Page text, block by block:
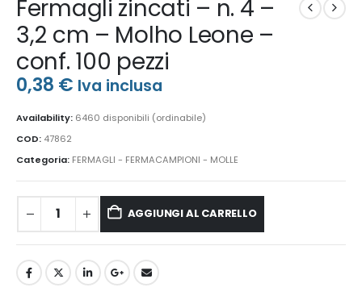
Fermagli zincati – n. 4 –
3,2 cm – Molho Leone –
conf. 100 pezzi
0,38 € Iva inclusa
Availability: 6460 disponibili (ordinabile)
COD: 47862
Categoria: FERMAGLI - FERMACAMPIONI - MOLLE
AGGIUNGI AL CARRELLO